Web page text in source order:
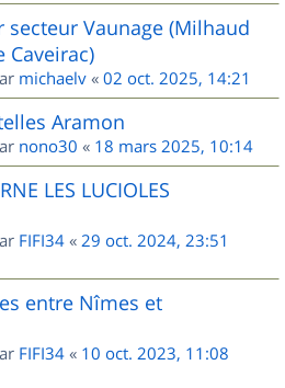
secteur Vaunage (Milhaud
Caveirac)
michaelv « 02 oct. 2025, 14:21
Aramon
nono30 « 18 mars 2025, 10:14
LES LUCIOLES
FIFI34 « 29 oct. 2024, 23:51
entre Nîmes et
FIFI34 « 10 oct. 2023, 11:08